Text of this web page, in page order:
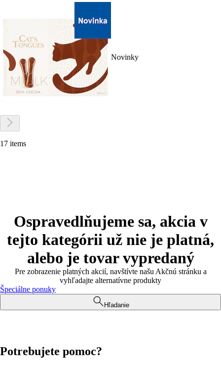
Novinky
17 items
Ospravedlňujeme sa, akcia v
tejto kategórii už nie je platná,
alebo je tovar vypredaný
Pre zobrazenie platných akcií, navštívte našu Akčnú stránku a
vyhľadajte alternatívne produkty
Špeciálne ponuky
Hľadanie
Potrebujete pomoc?